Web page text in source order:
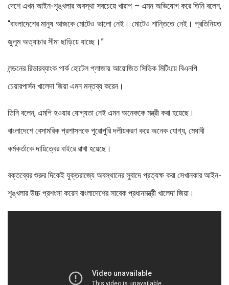
দেশে এখন আইন-শৃঙ্খলার অবস্থা সবচেয়ে খারাপ – এমন অভিযোগ করে তিনি বলেন,
“বাংলাদেশের মানুষ আজকে মোটেও ভালো নেই। মোটেও শান্তিতে নেই। প্রতিনিয়ত
জুলুম অত্যাচার সীমা ছাড়িয়ে যাচ্ছে।”
লন্ডনের রিভারব্যাংক পার্ক হোটেল প্লাজায় আয়োজিত সিভিক মিটিংয়ে বিএনপি
চেয়ারপার্সন খালেদা জিয়া এমন মন্তব্য করেন।
তিনি বলেন, এমপি হওয়ার যোগ্যতা নেই এমন অনেককে মন্ত্রী করা হয়েছে।
বাংলাদেশে বেসামরিক প্রশাসনকে পুরোপুরি দলীয়করণ করে অনেক যোগ্য, মেধাবী
কর্মকর্তাকে দায়িত্বের বাইরে রাখা হয়েছে।
বক্তব্যের শুরুর দিকেই যুক্তরাজ্যে অবস্থানের সুবাদে প্রত্যক্ষ করা সেখানকার আইন-
শৃঙ্খলার উচ্চ প্রশংসা করেন বাংলাদেশের সাবেক প্রধানমন্ত্রী খালেদা জিয়া।